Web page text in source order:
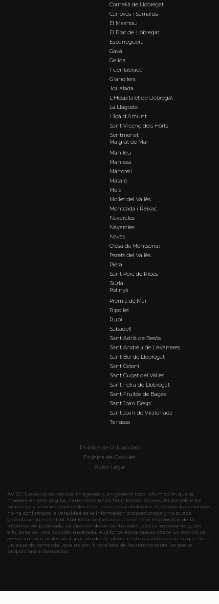
Cornellà de Llobregat
Cànoves i Samalús
El Masnou
El Prat de Llobregat
Esparreguera
Gavà
Gelida
Fuenlabrada
Granollers
Igualada
L'Hospitalet de Llobregat
La Llagosta
Lliçà d'Amunt
Sant Vicenç dels Horts
Sentmenat
Malgrat de Mar
Manlleu
Manresa
Martorell
Mataró
Moià
Mollet del Vallès
Montcada i Reixac
Navarcles
Navarcles
Navàs
Olesa de Montserrat
Parets del Vallès
Piera
Sant Pere de Ribes
Súria
Polinyà
Premià de Mar
Ripollet
Rubí
Sabadell
Sant Adrià de Besòs
Sant Andreu de Llavaneres
Sant Boi de Llobregat
Sant Celoni
Sant Cugat del Vallès
Sant Feliu de Llobregat
Sant Fruitós de Bages
Sant Joan Despí
Sant Joan de Vilatorrada
Terrassa
Política de Privacidad
Política de Cookies
Aviso Legal
AVISO: Los servicios, precios, imágenes y, en general toda información que se
muestra en esta página, tiene como único fin informar al consumidor sobre los
productos y servicios disponibles en el mercado audiológico. Audifonos-barcelona.es
no ha confirmado la veracidad de la información proporcionada y no puede
garantizar su exactitud. Audifonos-barcelona.es no se hace responsable de la
información publicada. La elección de un centro adecuado es importante y, por
ello, debe ser una decisión meditada. Audifonos-barcelona.es ofrece un servicio de
asesoramiento profesional gratuito donde ofrece centros auditivos con los que tiene
un acuerdo comercial, que no son la totalidad de los centros sobre los que se
proporciona información.